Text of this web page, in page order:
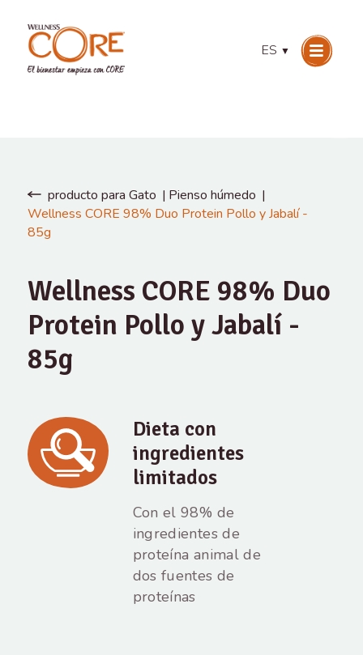
ES ▼
producto para Gato
Pienso húmedo
Wellness CORE 98% Duo Protein Pollo y Jabalí -
85g
Wellness CORE 98% Duo
Protein Pollo y Jabalí -
85g
Dieta con
ingredientes
limitados
Con el 98% de
ingredientes de
proteína animal de
dos fuentes de
proteínas